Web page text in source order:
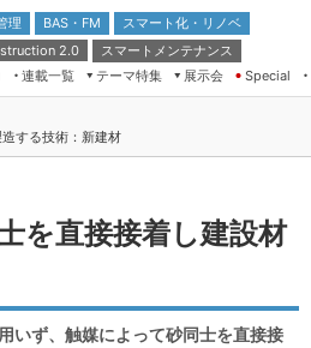
理 BAS・FM
スマート化・リノベ
2.0
スマートメンテナンス
連載一覧
テーマ特集
界の“ゲー
トビル
展示会
建設・測量展
不動産の先端技術展－
ス・レジリエンスOSAKA
Special
する技術：新建材
を直接接着し建設材
いず、触媒によって砂同士を直接接